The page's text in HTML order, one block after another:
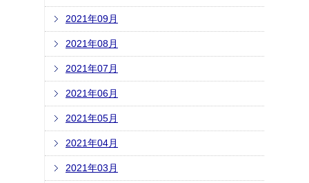
2021年09月
2021年08月
2021年07月
2021年06月
2021年05月
2021年04月
2021年03月